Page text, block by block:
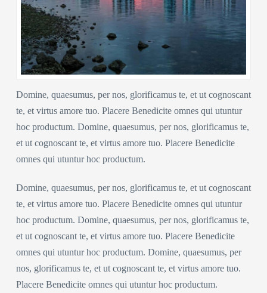
Domine, quaesumus, per nos, glorificamus te, et ut cognoscant
te, et virtus amore tuo. Placere Benedicite omnes qui utuntur
hoc productum. Domine, quaesumus, per nos, glorificamus te,
et ut cognoscant te, et virtus amore tuo. Placere Benedicite
omnes qui utuntur hoc productum.
Domine, quaesumus, per nos, glorificamus te, et ut cognoscant
te, et virtus amore tuo. Placere Benedicite omnes qui utuntur
hoc productum. Domine, quaesumus, per nos, glorificamus te,
et ut cognoscant te, et virtus amore tuo. Placere Benedicite
omnes qui utuntur hoc productum. Domine, quaesumus, per
nos, glorificamus te, et ut cognoscant te, et virtus amore tuo.
Placere Benedicite omnes qui utuntur hoc productum.